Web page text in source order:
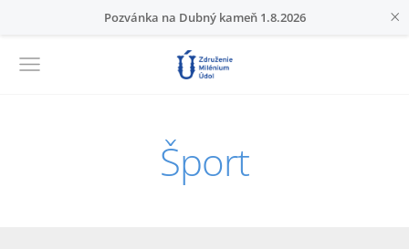
Pozvánka na Dubný kameň 1.8.2026 ×
Šport